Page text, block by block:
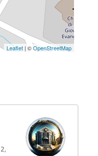
Leaflet | ©OpenStreetMap